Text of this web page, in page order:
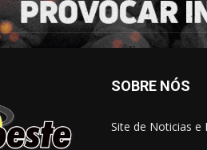
SOBRE NÓS
Site de Noticias